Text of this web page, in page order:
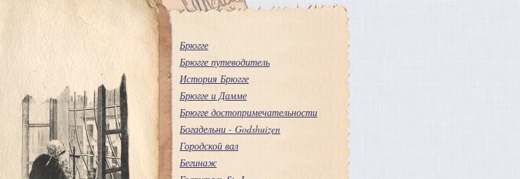
Брюгге
Брюгге путеводитель
История Брюгге
Брюгге и Дамме
Брюгге достопримечательности
Богадельни - Godshuizen
Городской вал
Бегинаж